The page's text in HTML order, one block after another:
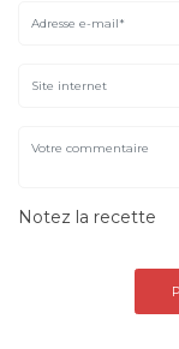
Notez la recette